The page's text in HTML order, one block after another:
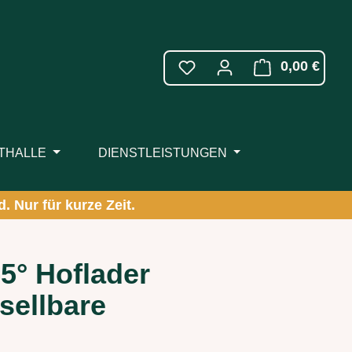
0,00 €
DIENSTLEISTUNGEN
Nur für kurze Zeit.
Hoflader